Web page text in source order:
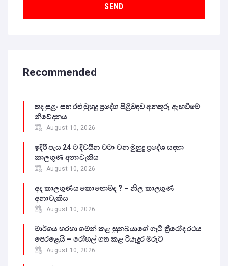
Recommended
තද සුළං සහ රළු මුහුදු ප්‍රදේශ පිළිබඳව අනතුරු ඇඟවීමේ
නිවේදනය
August 10, 2026
ඉදිරි පැය 24 ට දිවයින වටා වන මුහුදු ප්‍රදේශ සඳහා
කාලගුණ අනාවැකිය
August 10, 2026
අද කාලගුණය කොහොමද ? – නිල කාලගුණ
අනාවැකිය
August 10, 2026
මාර්ගය හරහා ගමන් කළ සුනඛයාගේ ගැටී ත්‍රීරෝද රථය
පෙරළෙයි – රෝහල් ගත කළ රියැදුර මරුට
August 10, 2026